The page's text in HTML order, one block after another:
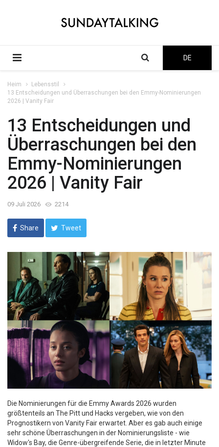
DE
Heim
Lebensstil
13 Entscheidungen und Überraschungen bei den Emmy-Nominierungen
2026 | Vanity Fair
13 Entscheidungen und
Überraschungen bei den
Emmy-Nominierungen
2026 | Vanity Fair
09 Juli 2026 2214
Share Tweet
Die Nominierungen für die Emmy Awards 2026 wurden
größtenteils an The Pitt und Hacks vergeben, wie von den
Prognostikern von Vanity Fair erwartet. Aber es gab auch einige
sehr schöne Überraschungen in der Nominierungsliste - wie
Widow's Bay, die Genre-übergreifende Serie, die in letzter Minute